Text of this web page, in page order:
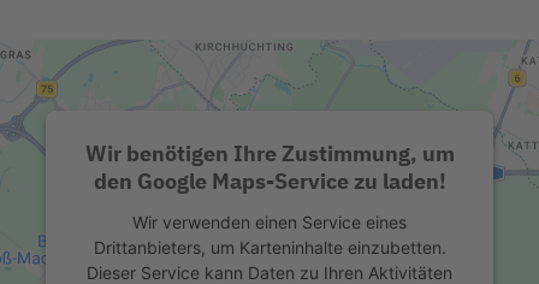
Wir benötigen Ihre Zustimmung, um
den Google Maps-Service zu laden!
Wir verwenden einen Service eines
Drittanbieters, um Karteninhalte einzubetten.
Dieser Service kann Daten zu Ihren Aktivitäten